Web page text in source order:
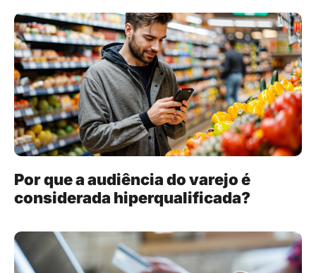
Por que a audiência do varejo é
considerada hiperqualificada?